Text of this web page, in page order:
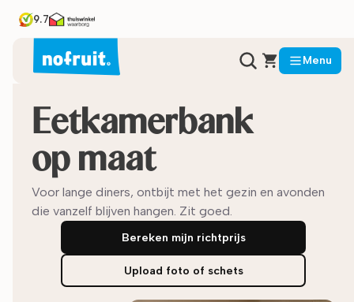
9.7
Menu
Eetkamerbank
op maat
Voor lange diners, ontbijt met het gezin en avonden
die vanzelf blijven hangen. Zit goed.
Bereken mijn richtprijs
Upload foto of schets